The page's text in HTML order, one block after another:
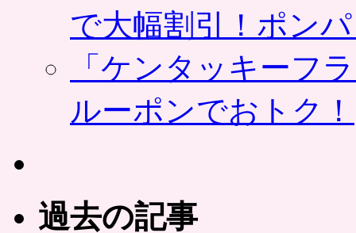
で大幅割引！ポン
「ケンタッキーフ
ルーポンでおトク！
過去の記事